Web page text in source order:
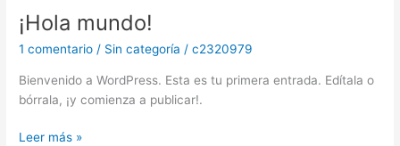
¡Hola mundo!
1 comentario / Sin categoría /c2320979
Bienvenido a WordPress. Esta es tu primera entrada. Edítala o
bórrala, ¡y comienza a publicar!.
¡Hola
mundo!
Leer más »